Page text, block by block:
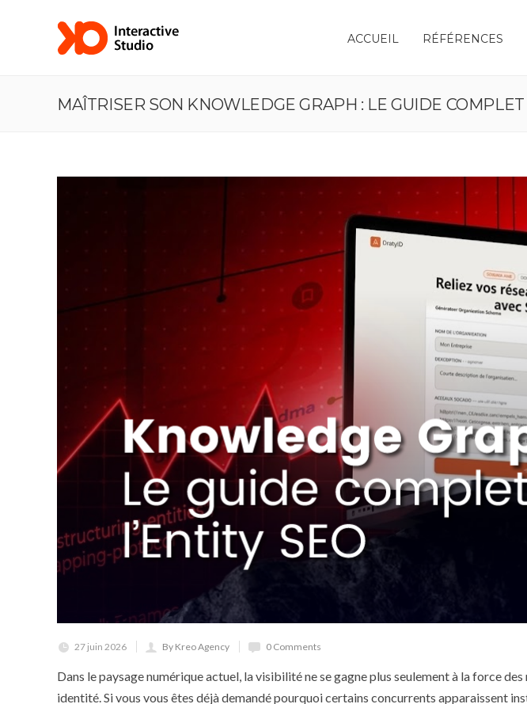
ACCUEIL RÉFÉRENCES
MAÎTRISER SON KNOWLEDGE GRAPH : LE GUIDE COMPLET
27 juin 2026 By Kreo Agency 0 Comments
Dans le paysage numérique actuel, la visibilité ne se gagne plus seulement à la force
identité. Si vous vous êtes déjà demandé pourquoi certains concurrents apparaissent